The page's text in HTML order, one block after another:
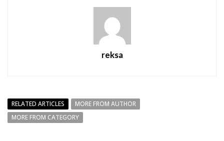
reksa
RELATED ARTICLES
MORE FROM AUTHOR
MORE FROM CATEGORY